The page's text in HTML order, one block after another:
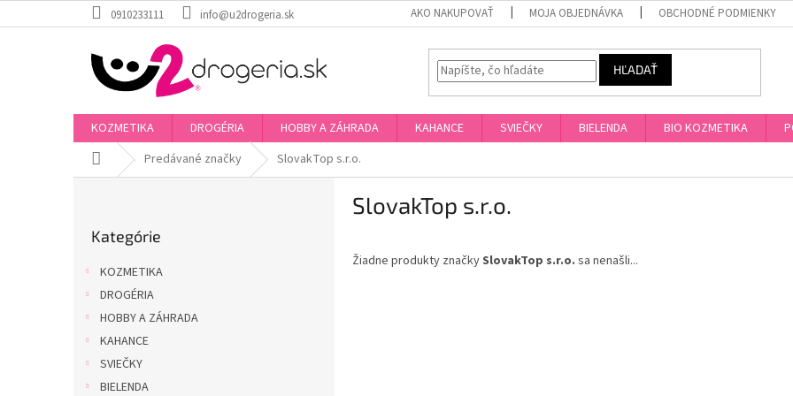
na
0910233111 info@u2drogeria.sk AKO NAKUPOVAŤ MOJA OBJEDNÁVKA OBCHODNÉ PODMIENKY
HĽADAŤ
KOZMETIKA DROGÉRIA HOBBY A ZÁHRADA KAHANCE SVIEČKY BIELENDA BIO KOZMETIKA
DomovPredávané značky SlovakTop s.r.o.
kategórie
Kategórie
KOZMETIKA
DROGÉRIA
HOBBY A ZÁHRADA
KAHANCE
SVIEČKY
BIELENDA
SlovakTop s.r.o.
Žiadne produkty značkySlovakTop s.r.o. sa nenašli...